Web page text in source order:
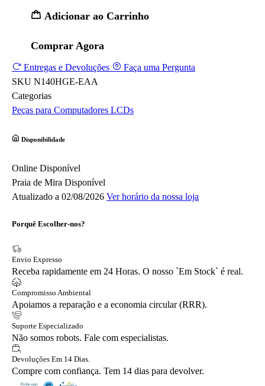
Adicionar ao Carrinho
Comprar Agora
Entregas e Devoluções
Faça uma Pergunta
SKU N140HGE-EAA
Categorias
Peças para Computadores LCDs
Disponibilidade
Online Disponível
Praia de Mira Disponível
Atualizado a 02/08/2026 Ver horário da nossa loja
Porquê Escolher-nos?
Envio Expresso
Receba rapidamente em 24 Horas. O nosso `Em Stock` é real.
Compromisso Ambiental
Apoiamos a reparação e a economia circular (RRR).
Suporte Especializado
Não somos robots. Fale com especialistas.
Devoluções Em 14 Dias.
Compre com confiança. Tem 14 dias para devolver.